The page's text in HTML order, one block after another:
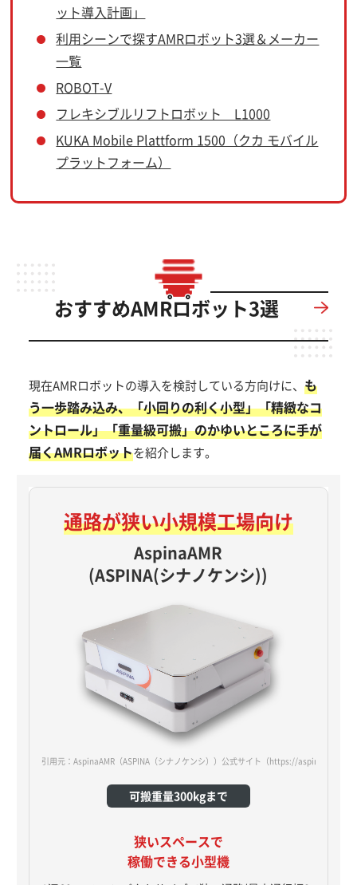
ット導入計画」
利用シーンで探すAMRロボット3選＆メーカー
一覧
ROBOT-V
フレキシブルリフトロボット L1000
KUKA Mobile Plattform 1500（クカ モバイル
プラットフォーム）
おすすめAMRロボット3選
現在AMRロボットの導入を検討している方向けに、も
う一歩踏み込み、「小回りの利く小型」「精緻なコ
ントロール」「重量級可搬」のかゆいところに手が
届くAMRロボットを紹介します。
通路が狭い小規模工場向け
AspinaAMR
(ASPINA(シナノケンシ))
引用元：AspinaAMR（ASPINA（シナノケンシ））公式サイト （https://aspina-
可搬重量300kgまで
狭いスペースで
稼働できる小型機